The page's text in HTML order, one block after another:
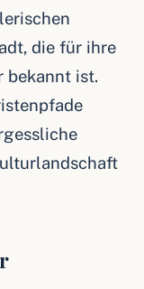
die für ihre
bekannt ist.